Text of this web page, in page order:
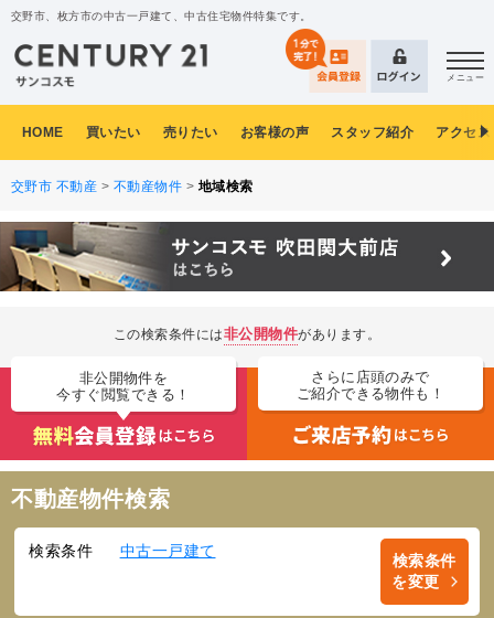
交野市、枚方市の中古一戸建て、中古住宅物件特集です。
メニュー
HOME 買いたい 売りたい お客様の声 スタッフ紹介 アクセ
交野市 不動産 > 不動産物件 > 地域検索
この検索条件には非公開物件があります。
非公開物件を
今すぐ閲覧できる！
さらに店頭のみで
ご紹介できる物件も！
不動産物件検索
検索条件 中古一戸建て
検索条件
を変更